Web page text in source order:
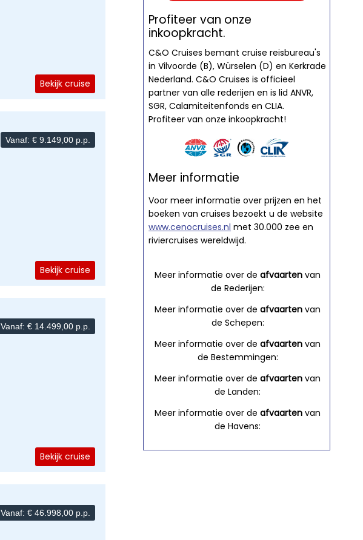
Bekijk cruise
Vanaf: € 9.149,00 p.p.
Bekijk cruise
Vanaf: € 14.499,00 p.p.
Bekijk cruise
Vanaf: € 46.998,00 p.p.
Profiteer van onze
inkoopkracht.
C&O Cruises bemant cruise reisbureau's
in Vilvoorde (B), Würselen (D) en Kerkrade
Nederland. C&O Cruises is officieel
partner van alle rederijen en is lid ANVR,
SGR, Calamiteitenfonds en CLIA.
Profiteer van onze inkoopkracht!
Meer informatie
Voor meer informatie over prijzen en het
boeken van cruises bezoekt u de website
www.cenocruises.nl met 30.000 zee en
riviercruises wereldwijd.
Meer informatie over deafvaarten van
de Rederijen:
Meer informatie over deafvaarten van
de Schepen:
Meer informatie over deafvaarten van
de Bestemmingen:
Meer informatie over deafvaarten van
de Landen:
Meer informatie over deafvaarten van
de Havens: